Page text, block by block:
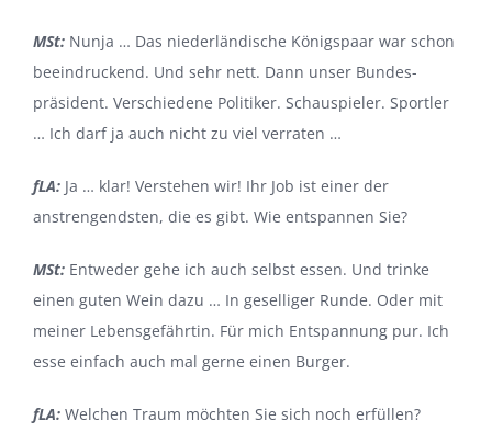
MSt: Nunja … Das niederländische Königspaar war schon
beeindruckend. Und sehr nett. Dann unser Bundes­
präsident. Verschiedene Politiker. Schauspieler. Sportler
… Ich darf ja auch nicht zu viel verraten …
fLA: Ja … klar! Verstehen wir! Ihr Job ist einer der
anstrengendsten, die es gibt. Wie entspannen Sie?
MSt: Entweder gehe ich auch selbst essen. Und trinke
einen guten Wein dazu … In geselliger Runde. Oder mit
meiner Lebensgefährtin. Für mich Entspannung pur. Ich
esse einfach auch mal gerne einen Burger.
fLA: Welchen Traum möchten Sie sich noch erfüllen?